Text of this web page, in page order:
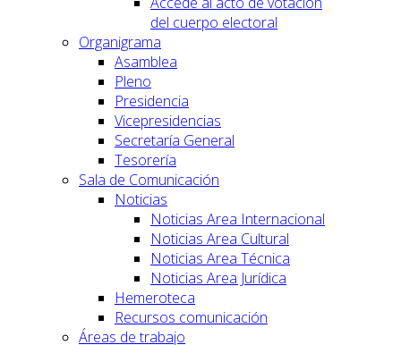
del cuerpo electoral
Organigrama
Asamblea
Pleno
Presidencia
Vicepresidencias
Secretaría General
Tesorería
Sala de Comunicación
Noticias
Noticias Area Internacional
Noticias Area Cultural
Noticias Area Técnica
Noticias Area Jurídica
Hemeroteca
Recursos comunicación
Áreas de trabajo